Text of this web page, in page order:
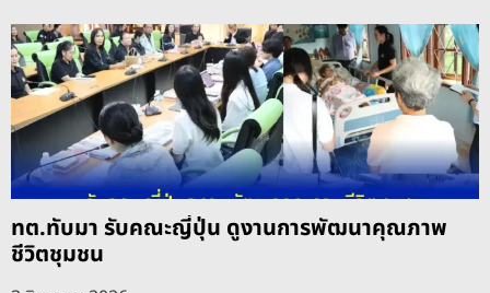
ทต.ทับมา รับคณะญี่ปุ่น ดูงานการพัฒนาคุณภาพ
ชีวิตชุมชน